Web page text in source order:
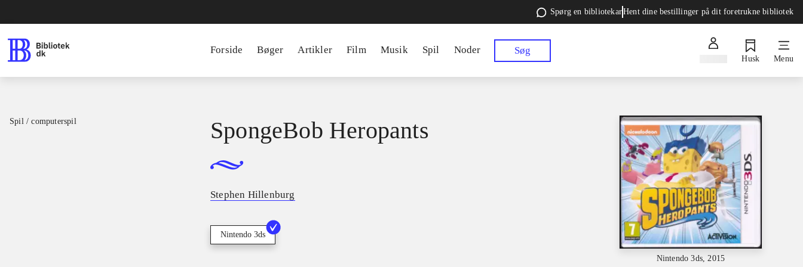
Spørg en bibliotekarHent dine bestillinger på dit foretrukne bibliotek
Forside Bøger Artikler Film Musik Spil Noder Søg
Husk Menu
Spil / computerspil
Nintendo 3ds, 2015
SpongeBob Heropants
Stephen Hillenburg
Nintendo 3ds